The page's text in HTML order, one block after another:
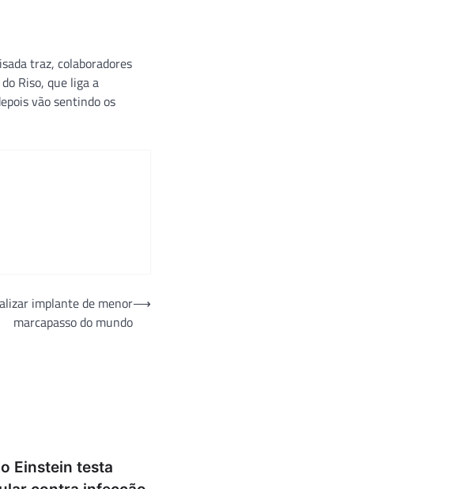
traz, colaboradores
Riso, que liga a
vão sentindo os
implante de menor
marcapasso do mundo
⟶
Einstein testa